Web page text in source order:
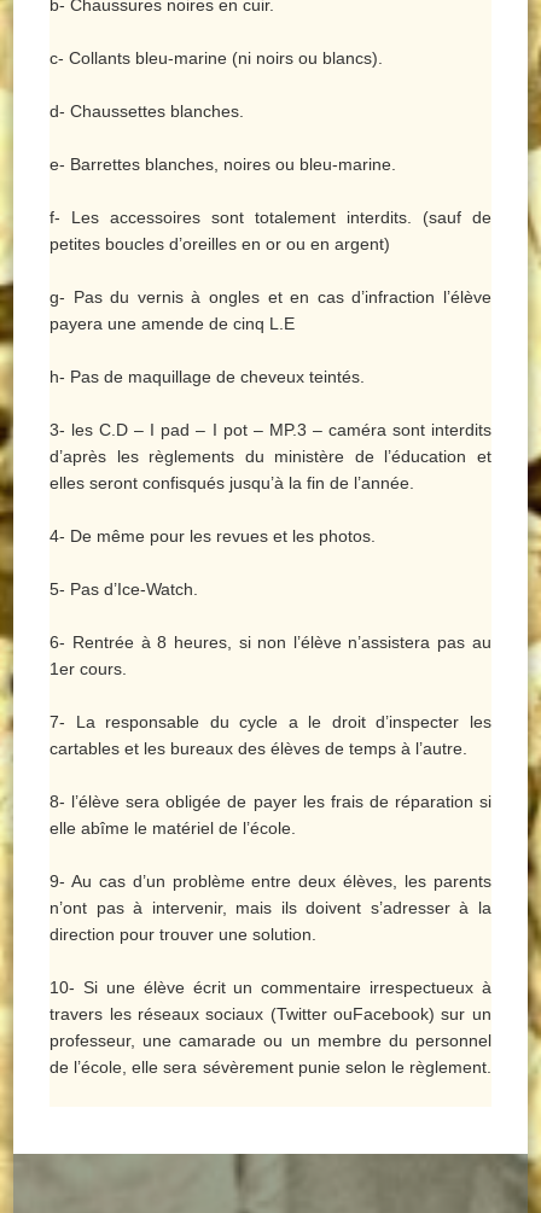
b- Chaussures noires en cuir.
c- Collants bleu-marine (ni noirs ou blancs).
d- Chaussettes blanches.
e- Barrettes blanches, noires ou bleu-marine.
f- Les accessoires sont totalement interdits. (sauf de
petites boucles d’oreilles en or ou en argent)
g- Pas du vernis à ongles et en cas d’infraction l’élève
payera une amende de cinq L.E
h- Pas de maquillage de cheveux teintés.
3- les C.D – I pad – I pot – MP.3 – caméra sont interdits
d’après les règlements du ministère de l’éducation et
elles seront confisqués jusqu’à la fin de l’année.
4- De même pour les revues et les photos.
5- Pas d’Ice-Watch.
6- Rentrée à 8 heures, si non l’élève n’assistera pas au
1er cours.
7- La responsable du cycle a le droit d’inspecter les
cartables et les bureaux des élèves de temps à l’autre.
8- l’élève sera obligée de payer les frais de réparation si
elle abîme le matériel de l’école.
9- Au cas d’un problème entre deux élèves, les parents
n’ont pas à intervenir, mais ils doivent s’adresser à la
direction pour trouver une solution.
10- Si une élève écrit un commentaire irrespectueux à
travers les réseaux sociaux (Twitter ouFacebook) sur un
professeur, une camarade ou un membre du personnel
de l’école, elle sera sévèrement punie selon le règlement.